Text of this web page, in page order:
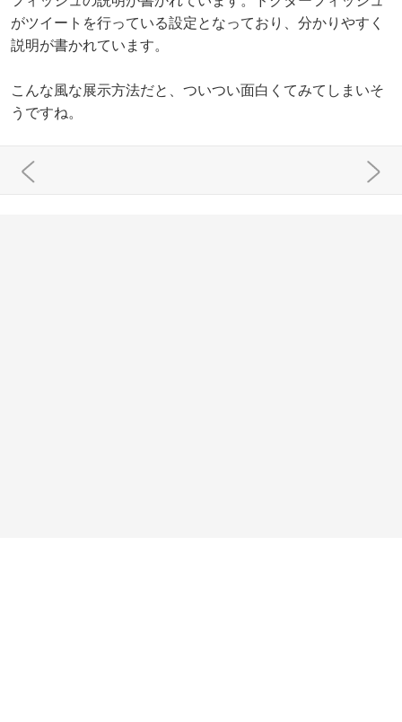
がツイートを行っている設定となっており、分かりやすく
説明が書かれています。
こんな風な展示方法だと、ついつい面白くてみてしまいそ
うですね。